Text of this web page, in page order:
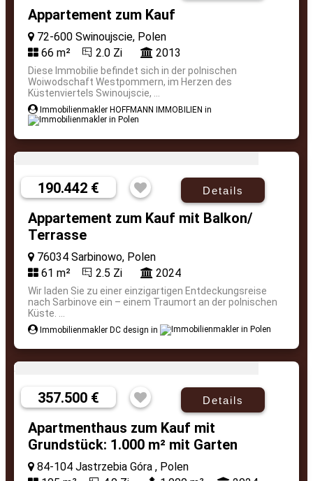
Appartement zum Kauf
72-600 Swinoujscie, Polen
66 m²
2.0 Zi 2013
Diese Immobilie befindet sich in der polnischen
Woiwodschaft Westpommern, im Herzen des
Küstenviertels Swinoujscie, ...
Immobilienmakler HOFFMANN IMMOBILIEN in
190.442 € Details
Appartement zum Kauf mit Balkon/
Terrasse
76034 Sarbinowo, Polen
61 m²
2.5 Zi 2024
Wir laden Sie zu einer einzigartigen Entdeckungsreise
nach Sarbinove ein – einem Traumort an der polnischen
Küste. ...
Immobilienmakler DC design in
357.500 € Details
Apartmenthaus zum Kauf mit
Grundstück: 1.000 m² mit Garten
84-104 Jastrzebia Góra , Polen